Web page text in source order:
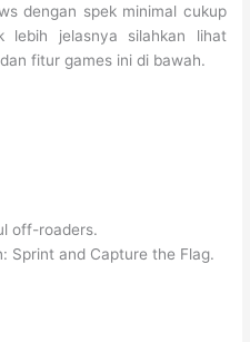
dengan spek minimal cukup
lebih jelasnya silahkan lihat
fitur games ini di bawah.
off-roaders.
Sprint and Capture the Flag.